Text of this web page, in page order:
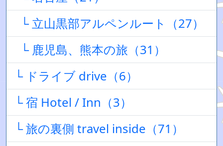
└ 立山黒部アルペンルート（27）
└ 鹿児島、熊本の旅（31）
└ ドライブ drive（6）
└ 宿 Hotel / Inn（3）
└ 旅の裏側 travel inside（71）